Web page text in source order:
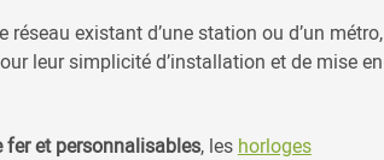
réseau existant d’une station ou d’un métro,
leur simplicité d’installation et de mise en
fer et personnalisables, les horloges